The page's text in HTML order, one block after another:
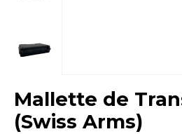
Mallette de
(Swiss Arms)